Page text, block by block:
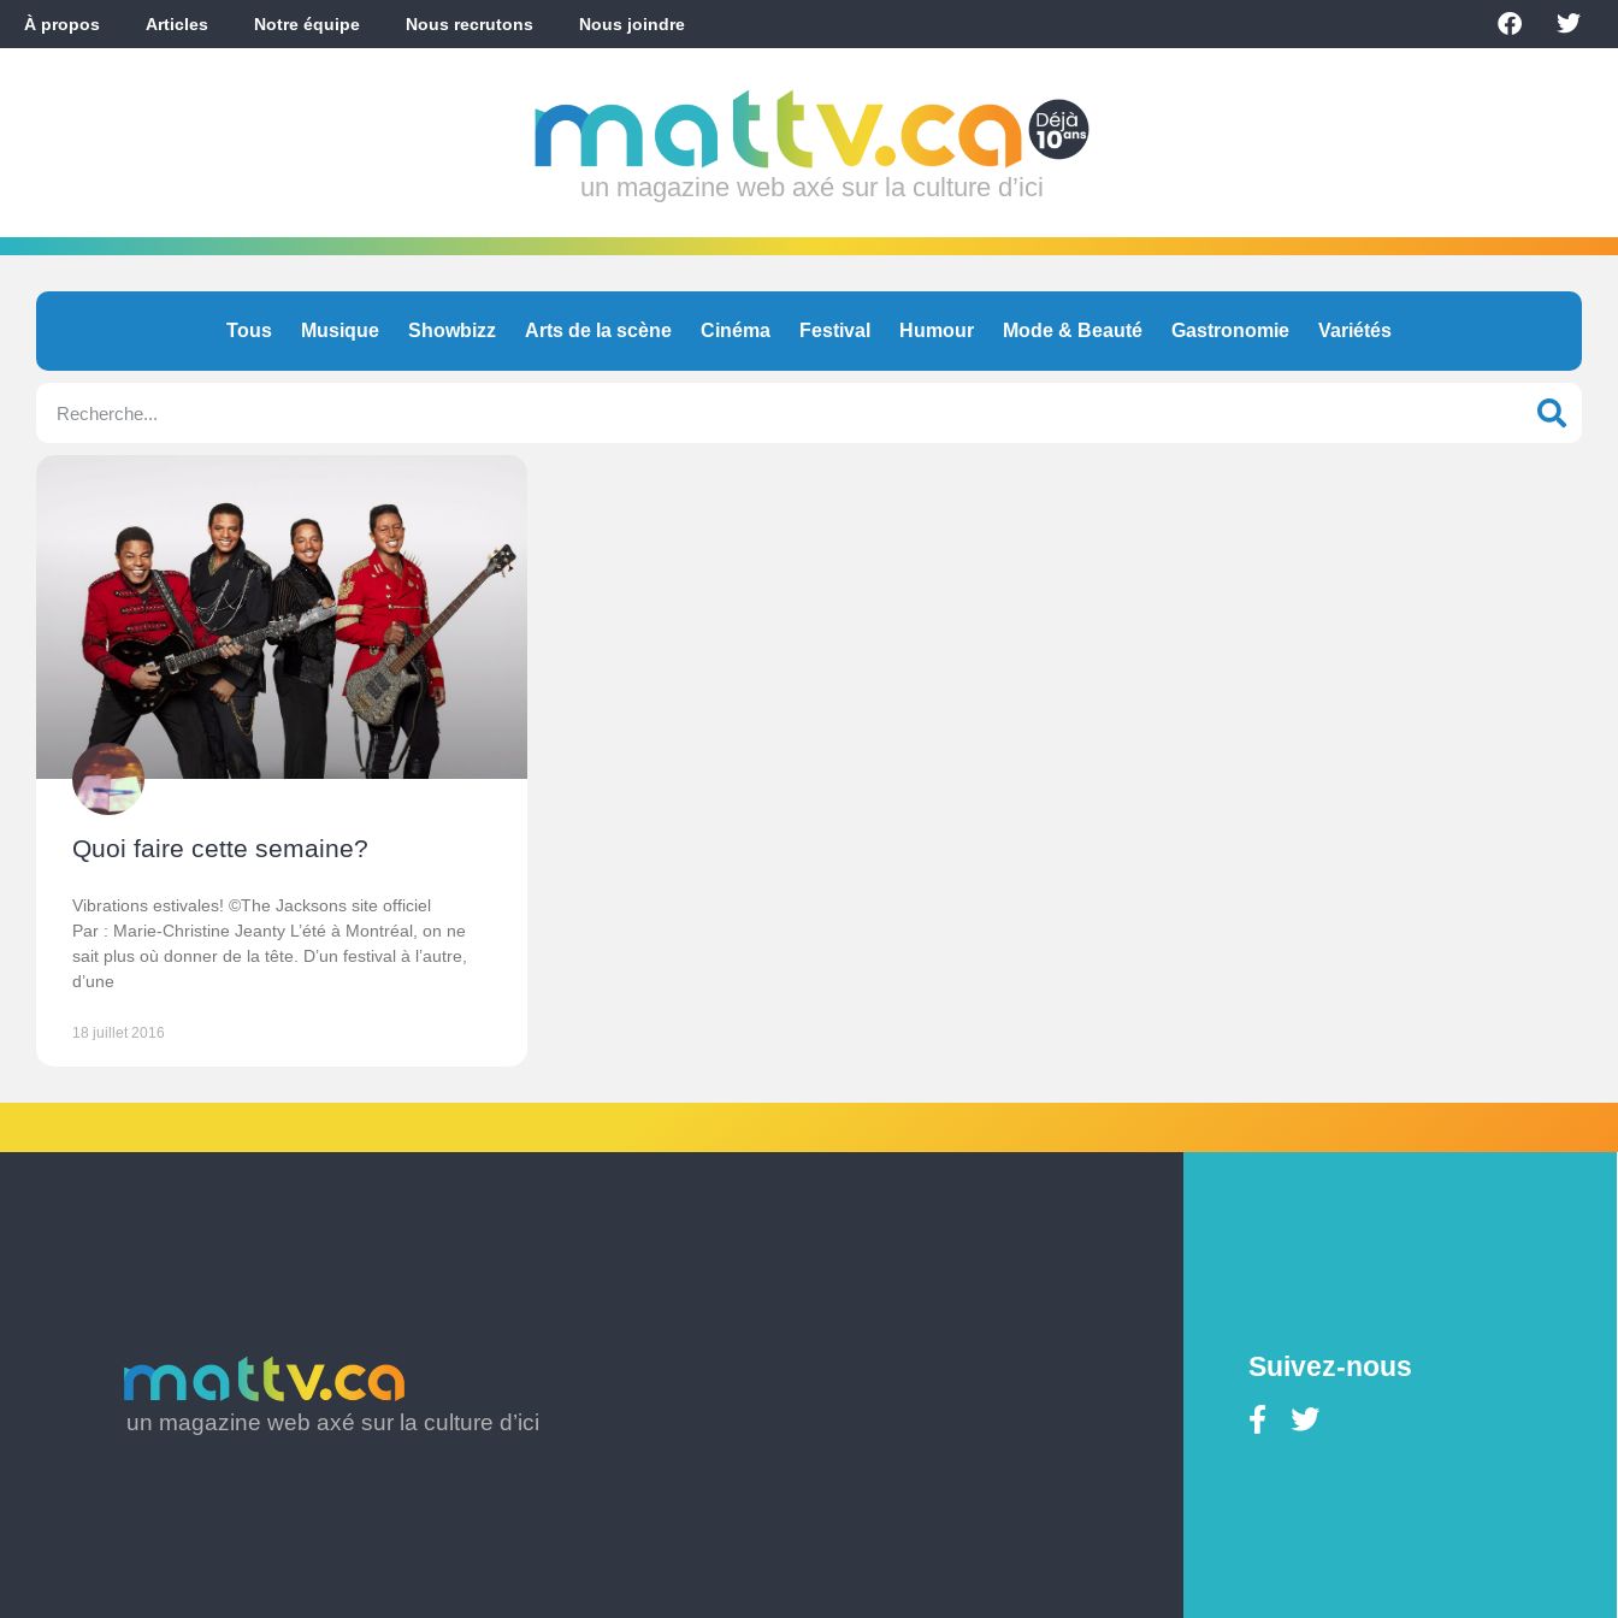
À propos Articles Notre équipe Nous recrutons Nous joindre
un magazine web axé sur la culture d’ici
Tous Musique Showbizz Arts de la scène Cinéma Festival Humour Mode & Beauté Gastronomie Variétés
Quoi faire cette semaine?
Vibrations estivales! ©The Jacksons site officiel
Par : Marie-Christine Jeanty L’été à Montréal, on ne
sait plus où donner de la tête. D’un festival à l’autre,
d’une
18 juillet 2016
un magazine web axé sur la culture d’ici
Suivez-nous